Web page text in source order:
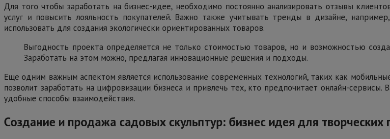
Для того чтобы заработать на бизнес-идее, необходимо постоянно анализировать отзывы
услуг и повысить лояльность покупателей. Важно также учитывать тренды в дизайне,
использовать для создания экологически ориентированных товаров.
Выгодность проекта определяется не только стоимостью товаров, но и возможностью
Заработать на этом можно, предлагая инновационные решения и подходы.
Еще одним важным аспектом является использование современных технологий, таких как
позволит заработать на цифровизации бизнеса и привлечь тех, кто предпочитает онлайн-
удобные способы взаимодействия.
Создание и продажа садовых скульптур: бизнес идея для